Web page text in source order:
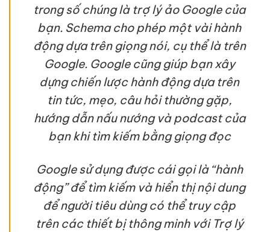
trong số chúng là trợ lý ảo Google của
bạn. Schema cho phép một vài hành
động dựa trên giọng nói, cụ thể là trên
Google. Google cũng giúp bạn xây
dựng chiến lược hành động dựa trên
tin tức, mẹo, câu hỏi thường gặp,
hướng dẫn nấu nướng và podcast của
bạn khi tìm kiếm bằng giọng đọc
Google sử dụng được cái gọi là “hành
động” để tìm kiếm và hiển thị nội dung
để người tiêu dùng có thể truy cập
trên các thiết bị thông minh với Trợ lý